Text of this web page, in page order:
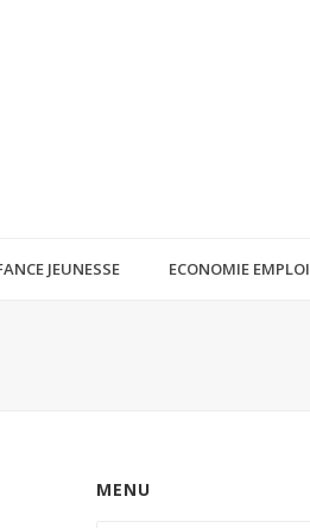
JEUNESSE ECONOMIE EMPLOI
MENU